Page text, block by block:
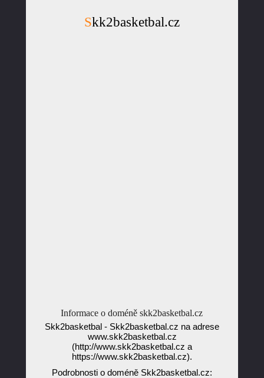
Skk2basketbal.cz
Informace o doméně skk2basketbal.cz
Skk2basketbal - Skk2basketbal.cz na adrese
www.skk2basketbal.cz
(http://www.skk2basketbal.cz a
https://www.skk2basketbal.cz).
Podrobnosti o doméně Skk2basketbal.cz: